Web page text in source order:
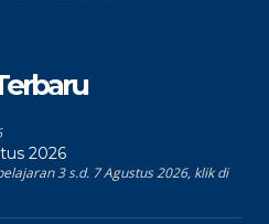
2026
3 s.d. 7 Agustus 2026, klik di